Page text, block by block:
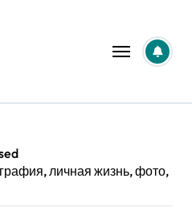
личная жизнь, фото,